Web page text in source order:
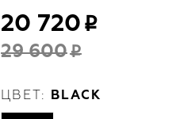
20 720
29 600
ЦВЕТ: BLACK